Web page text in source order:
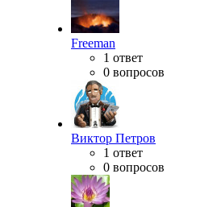
Freeman
1 ответ
0 вопросов
Виктор Петров
1 ответ
0 вопросов